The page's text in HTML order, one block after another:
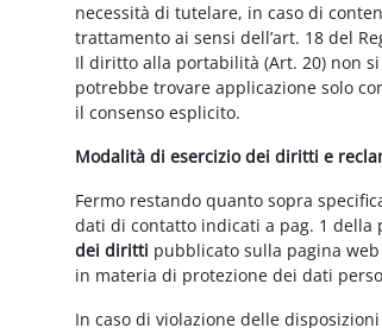
necessità di tutelare, in caso di
trattamento ai sensi dell’art. 18 del
Il diritto alla portabilità (Art. 20) non
potrebbe trovare applicazione solo
il consenso esplicito.
Modalità di esercizio dei diritti e
Fermo restando quanto sopra
dati di contatto indicati a pag. 1
dei diritti pubblicato sulla pagina web
in materia di protezione dei dati
In caso di violazione delle